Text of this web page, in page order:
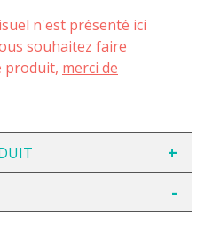
n'est présenté ici
souhaitez faire
produit, merci de